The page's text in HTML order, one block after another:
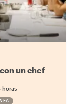
un chef
horas